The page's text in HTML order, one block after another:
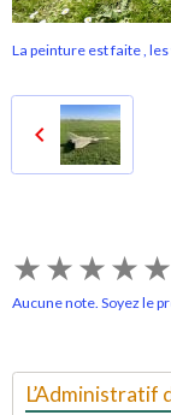
La peinture est faite ,
★★★★★
Aucune note. Soyez le
L’Administratif